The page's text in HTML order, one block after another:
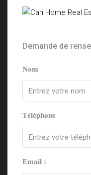
Demande de
Nom
Téléphone
Email :